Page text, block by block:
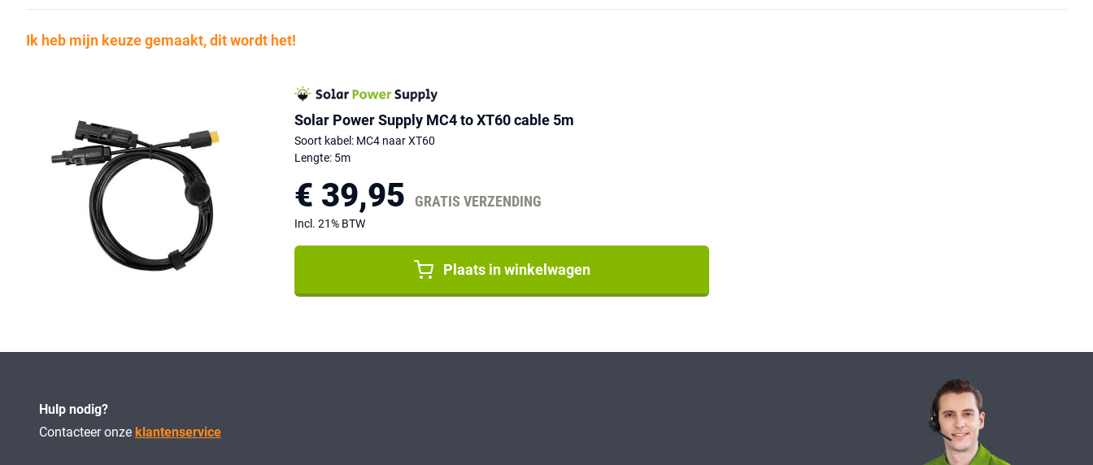
Ik heb mijn keuze gemaakt, dit wordt het!
Solar Power Supply MC4 to XT60 cable 5m
Soort kabel: MC4 naar XT60
Lengte: 5m
€ 39,95 GRATIS VERZENDING
Incl. 21% BTW
Plaats in winkelwagen
Hulp nodig?
Contacteer onze klantenservice